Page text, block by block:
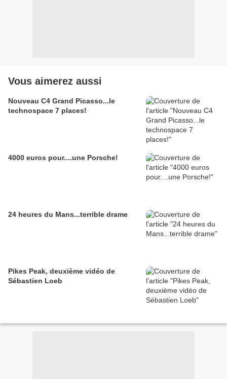
Vous aimerez aussi
Nouveau C4 Grand Picasso...le
technospace 7 places!
4000 euros pour....une Porsche!
24 heures du Mans...terrible drame
Pikes Peak, deuxième vidéo de
Sébastien Loeb